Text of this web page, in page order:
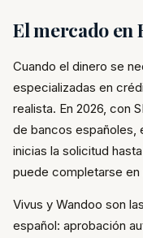
El mercado en
Cuando el dinero se
especializadas en
realista. En 2026, con
de bancos
inicias la solicitud
puede completarse
Vivus y Wandoo son
español: aprobación